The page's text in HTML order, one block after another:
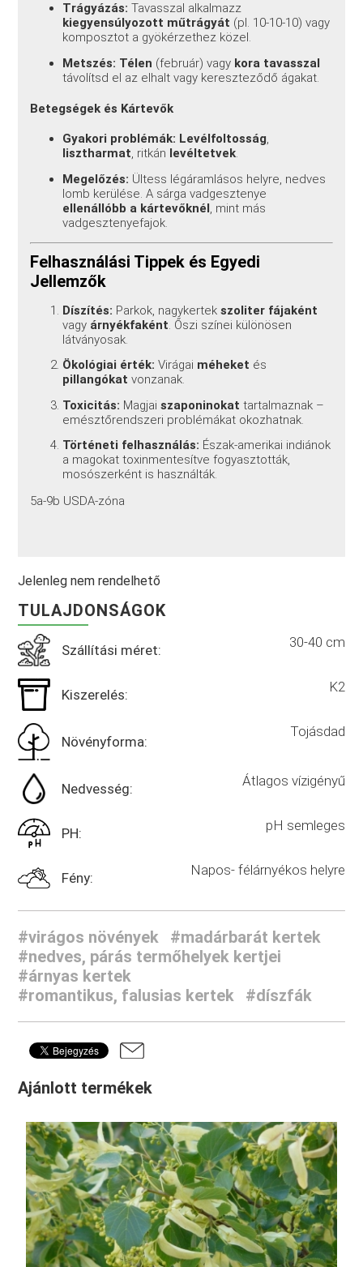
Trágyázás: Tavasszal alkalmazz
kiegyensúlyozott műtrágyát (pl. 10-10-10) vagy
komposztot a gyökérzethez közel.
Metszés: Télen (február) vagy kora tavasszal
távolítsd el az elhalt vagy kereszteződő ágakat.
Betegségek és Kártevők
Gyakori problémák: Levélfoltosság,
lisztharmat, ritkán levéltetvek.
Megelőzés: Ültess légáramlásos helyre, nedves
lomb kerülése. A sárga vadgesztenye
ellenállóbb a kártevőknél, mint más
vadgesztenyefajok.
Felhasználási Tippek és Egyedi
Jellemzők
Díszítés: Parkok, nagykertekszoliter fájaként
vagy árnyékfaként. Őszi színei különösen
látványosak.
Ökológiai érték: Virágai méheket és
pillangókat vonzanak.
Toxicitás: Magjaiszaponinokat tartalmaznak –
emésztőrendszeri problémákat okozhatnak.
Történeti felhasználás: Észak-amerikai indiánok
a magokat toxinmentesítve fogyasztották,
mosószerként is használták.
5a-9b USDA-zóna
Jelenleg nem rendelhető
TULAJDONSÁGOK
Szállítási méret: 30-40 cm
Kiszerelés: K2
Növényforma:
Tojásdad
Nedvesség: Átlagos vízigényű
PH: pH semleges
Fény: Napos- félárnyékos helyre
#virágos növények
#madárbarát kertek
#nedves, párás termőhelyek kertjei
#árnyas kertek
#romantikus, falusias kertek
#díszfák
Ajánlott termékek